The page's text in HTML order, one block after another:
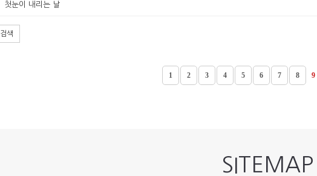
첫눈이 내리는 날
검색
1 2 3 4 5 6 7 8 9
SITEMAP